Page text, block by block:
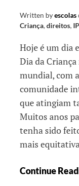
Written byescolas
Criança,direitos,
Hoje é um dia
Dia da Criança
mundial, com
comunidade
que atingiam
Muitos anos
tenha sido
mais
Continue